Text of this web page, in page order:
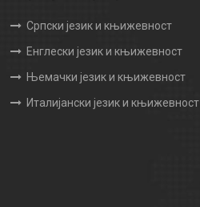
Српски језик и књижевност
Енглески језик и књижевност
Њемачки језик и књижевност
Италијански језик и књижевност